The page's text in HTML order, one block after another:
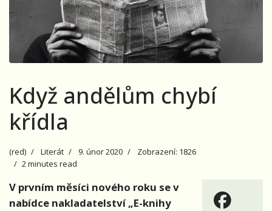
Když andělům chybí
křídla
(red) Literát 9. únor 2020
Zobrazení: 1826
2 minutes read
V prvním měsíci nového roku se v
nabídce nakladatelství „E-knihy